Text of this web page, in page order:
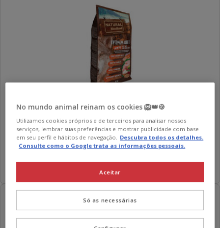
Natural WoodlandMini-Medium Optimum Diet
Preço
46.39€
46.39€
4.64€
4.64€ / kg
Adicionar
No mundo animal reinam os cookies 🦁👑🍪
Utilizamos cookies próprios e de terceiros para analisar nossos
serviços, lembrar suas preferências e mostrar publicidade com base
em seu perfil e hábitos de navegação. Descubra todos os detalhes.
Consulte como o Google trata as informações pessoais.
Só as necessárias
Aceitar